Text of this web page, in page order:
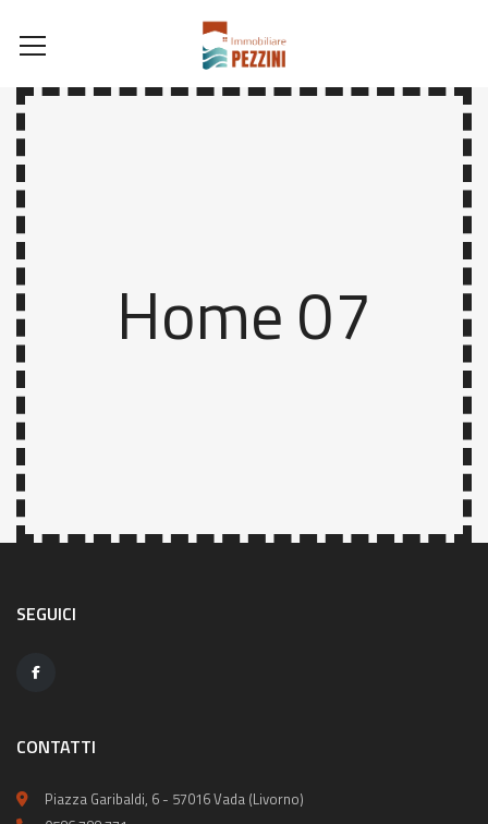
Home 07
SEGUICI
CONTATTI
Piazza Garibaldi, 6 - 57016 Vada (Livorno)